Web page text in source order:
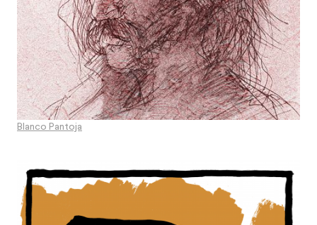
Blanco Pantoja